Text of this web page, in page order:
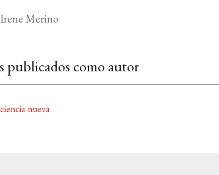
Merino
publicados como autor
nueva